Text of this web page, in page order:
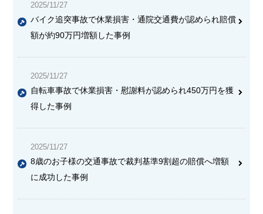
2025/11/27
バイク追突事故で休業損害・通院交通費が認められ賠償
額が約90万円増額した事例
2025/11/27
自転車事故で休業損害・慰謝料が認められ450万円を獲
得した事例
2025/11/27
8歳のお子様の交通事故で裁判基準9割超の賠償へ増額
に成功した事例